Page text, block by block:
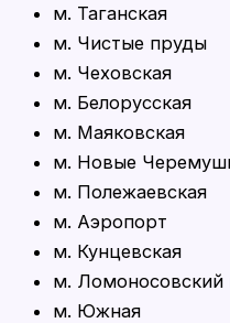
м. Таганская
м. Чистые пруды
м. Чеховская
м. Белорусская
м. Маяковская
м. Новые
м. Полежаевская
м. Аэропорт
м. Кунцевская
м. Ломоносовский
м. Южная